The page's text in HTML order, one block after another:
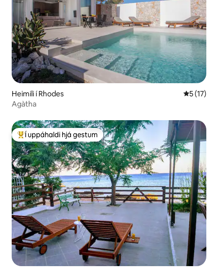
Heimili í Rhodes 5 af 5 í
5 (17)
Agàtha
Í mestu uppáhaldi hjá gestum
Í uppáhaldi hjá gestum